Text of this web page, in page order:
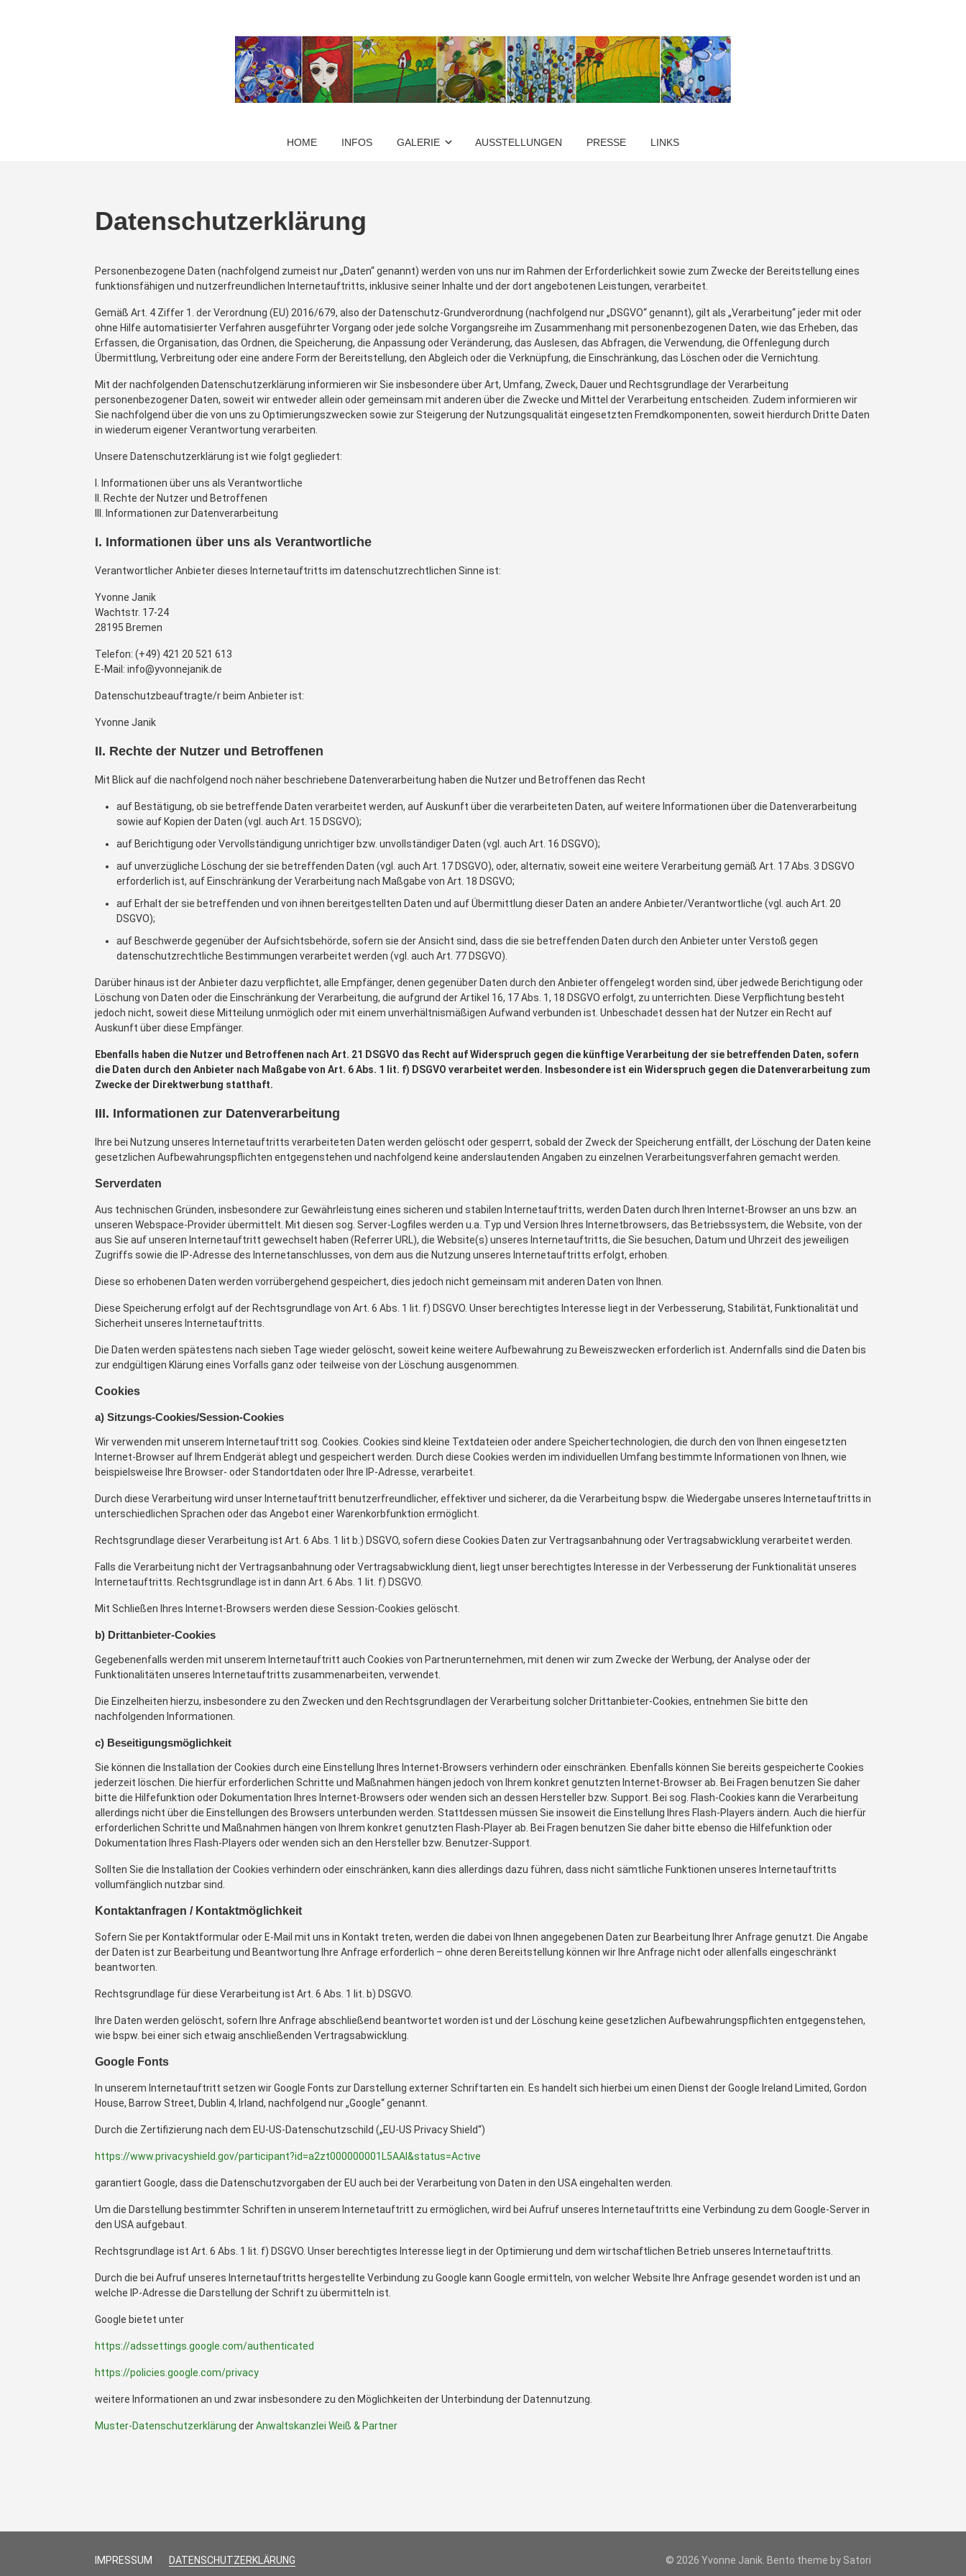
HOME INFOS GALERIE AUSSTELLUNGEN PRESSE LINKS
Datenschutzerklärung
Personenbezogene Daten (nachfolgend zumeist nur „Daten“ genannt) werden von uns nur im Rahmen der Erforderlichkeit sowie zum Zwecke der Bereitstellung eines
funktionsfähigen und nutzerfreundlichen Internetauftritts, inklusive seiner Inhalte und der dort angebotenen Leistungen, verarbeitet.
Gemäß Art. 4 Ziffer 1. der Verordnung (EU) 2016/679, also der Datenschutz-Grundverordnung (nachfolgend nur „DSGVO“ genannt), gilt als „Verarbeitung“ jeder mit oder
ohne Hilfe automatisierter Verfahren ausgeführter Vorgang oder jede solche Vorgangsreihe im Zusammenhang mit personenbezogenen Daten, wie das Erheben, das
Erfassen, die Organisation, das Ordnen, die Speicherung, die Anpassung oder Veränderung, das Auslesen, das Abfragen, die Verwendung, die Offenlegung durch
Übermittlung, Verbreitung oder eine andere Form der Bereitstellung, den Abgleich oder die Verknüpfung, die Einschränkung, das Löschen oder die Vernichtung.
Mit der nachfolgenden Datenschutzerklärung informieren wir Sie insbesondere über Art, Umfang, Zweck, Dauer und Rechtsgrundlage der Verarbeitung
personenbezogener Daten, soweit wir entweder allein oder gemeinsam mit anderen über die Zwecke und Mittel der Verarbeitung entscheiden. Zudem informieren wir
Sie nachfolgend über die von uns zu Optimierungszwecken sowie zur Steigerung der Nutzungsqualität eingesetzten Fremdkomponenten, soweit hierdurch Dritte Daten
in wiederum eigener Verantwortung verarbeiten.
Unsere Datenschutzerklärung ist wie folgt gegliedert:
I. Informationen über uns als Verantwortliche
II. Rechte der Nutzer und Betroffenen
III. Informationen zur Datenverarbeitung
I. Informationen über uns als Verantwortliche
Verantwortlicher Anbieter dieses Internetauftritts im datenschutzrechtlichen Sinne ist:
Yvonne Janik
Wachtstr. 17-24
28195 Bremen
Telefon: (+49) 421 20 521 613
E-Mail: info@yvonnejanik.de
Datenschutzbeauftragte/r beim Anbieter ist:
Yvonne Janik
II. Rechte der Nutzer und Betroffenen
Mit Blick auf die nachfolgend noch näher beschriebene Datenverarbeitung haben die Nutzer und Betroffenen das Recht
auf Bestätigung, ob sie betreffende Daten verarbeitet werden, auf Auskunft über die verarbeiteten Daten, auf weitere Informationen über die Datenverarbeitung
sowie auf Kopien der Daten (vgl. auch Art. 15 DSGVO);
auf Berichtigung oder Vervollständigung unrichtiger bzw. unvollständiger Daten (vgl. auch Art. 16 DSGVO);
auf unverzügliche Löschung der sie betreffenden Daten (vgl. auch Art. 17 DSGVO), oder, alternativ, soweit eine weitere Verarbeitung gemäß Art. 17 Abs. 3 DSGVO
erforderlich ist, auf Einschränkung der Verarbeitung nach Maßgabe von Art. 18 DSGVO;
auf Erhalt der sie betreffenden und von ihnen bereitgestellten Daten und auf Übermittlung dieser Daten an andere Anbieter/Verantwortliche (vgl. auch Art. 20
DSGVO);
auf Beschwerde gegenüber der Aufsichtsbehörde, sofern sie der Ansicht sind, dass die sie betreffenden Daten durch den Anbieter unter Verstoß gegen
datenschutzrechtliche Bestimmungen verarbeitet werden (vgl. auch Art. 77 DSGVO).
Darüber hinaus ist der Anbieter dazu verpflichtet, alle Empfänger, denen gegenüber Daten durch den Anbieter offengelegt worden sind, über jedwede Berichtigung oder
Löschung von Daten oder die Einschränkung der Verarbeitung, die aufgrund der Artikel 16, 17 Abs. 1, 18 DSGVO erfolgt, zu unterrichten. Diese Verpflichtung besteht
jedoch nicht, soweit diese Mitteilung unmöglich oder mit einem unverhältnismäßigen Aufwand verbunden ist. Unbeschadet dessen hat der Nutzer ein Recht auf
Auskunft über diese Empfänger.
Ebenfalls haben die Nutzer und Betroffenen nach Art. 21 DSGVO das Recht auf Widerspruch gegen die künftige Verarbeitung der sie betreffenden Daten, sofern
die Daten durch den Anbieter nach Maßgabe von Art. 6 Abs. 1 lit. f) DSGVO verarbeitet werden. Insbesondere ist ein Widerspruch gegen die Datenverarbeitung zum
Zwecke der Direktwerbung statthaft.
III. Informationen zur Datenverarbeitung
Ihre bei Nutzung unseres Internetauftritts verarbeiteten Daten werden gelöscht oder gesperrt, sobald der Zweck der Speicherung entfällt, der Löschung der Daten keine
gesetzlichen Aufbewahrungspflichten entgegenstehen und nachfolgend keine anderslautenden Angaben zu einzelnen Verarbeitungsverfahren gemacht werden.
Serverdaten
Aus technischen Gründen, insbesondere zur Gewährleistung eines sicheren und stabilen Internetauftritts, werden Daten durch Ihren Internet-Browser an uns bzw. an
unseren Webspace-Provider übermittelt. Mit diesen sog. Server-Logfiles werden u.a. Typ und Version Ihres Internetbrowsers, das Betriebssystem, die Website, von der
aus Sie auf unseren Internetauftritt gewechselt haben (Referrer URL), die Website(s) unseres Internetauftritts, die Sie besuchen, Datum und Uhrzeit des jeweiligen
Zugriffs sowie die IP-Adresse des Internetanschlusses, von dem aus die Nutzung unseres Internetauftritts erfolgt, erhoben.
Diese so erhobenen Daten werden vorrübergehend gespeichert, dies jedoch nicht gemeinsam mit anderen Daten von Ihnen.
Diese Speicherung erfolgt auf der Rechtsgrundlage von Art. 6 Abs. 1 lit. f) DSGVO. Unser berechtigtes Interesse liegt in der Verbesserung, Stabilität, Funktionalität und
Sicherheit unseres Internetauftritts.
Die Daten werden spätestens nach sieben Tage wieder gelöscht, soweit keine weitere Aufbewahrung zu Beweiszwecken erforderlich ist. Andernfalls sind die Daten bis
zur endgültigen Klärung eines Vorfalls ganz oder teilweise von der Löschung ausgenommen.
Cookies
a) Sitzungs-Cookies/Session-Cookies
Wir verwenden mit unserem Internetauftritt sog. Cookies. Cookies sind kleine Textdateien oder andere Speichertechnologien, die durch den von Ihnen eingesetzten
Internet-Browser auf Ihrem Endgerät ablegt und gespeichert werden. Durch diese Cookies werden im individuellen Umfang bestimmte Informationen von Ihnen, wie
beispielsweise Ihre Browser- oder Standortdaten oder Ihre IP-Adresse, verarbeitet.
Durch diese Verarbeitung wird unser Internetauftritt benutzerfreundlicher, effektiver und sicherer, da die Verarbeitung bspw. die Wiedergabe unseres Internetauftritts in
unterschiedlichen Sprachen oder das Angebot einer Warenkorbfunktion ermöglicht.
Rechtsgrundlage dieser Verarbeitung ist Art. 6 Abs. 1 lit b.) DSGVO, sofern diese Cookies Daten zur Vertragsanbahnung oder Vertragsabwicklung verarbeitet werden.
Falls die Verarbeitung nicht der Vertragsanbahnung oder Vertragsabwicklung dient, liegt unser berechtigtes Interesse in der Verbesserung der Funktionalität unseres
Internetauftritts. Rechtsgrundlage ist in dann Art. 6 Abs. 1 lit. f) DSGVO.
Mit Schließen Ihres Internet-Browsers werden diese Session-Cookies gelöscht.
b) Drittanbieter-Cookies
Gegebenenfalls werden mit unserem Internetauftritt auch Cookies von Partnerunternehmen, mit denen wir zum Zwecke der Werbung, der Analyse oder der
Funktionalitäten unseres Internetauftritts zusammenarbeiten, verwendet.
Die Einzelheiten hierzu, insbesondere zu den Zwecken und den Rechtsgrundlagen der Verarbeitung solcher Drittanbieter-Cookies, entnehmen Sie bitte den
nachfolgenden Informationen.
c) Beseitigungsmöglichkeit
Sie können die Installation der Cookies durch eine Einstellung Ihres Internet-Browsers verhindern oder einschränken. Ebenfalls können Sie bereits gespeicherte Cookies
jederzeit löschen. Die hierfür erforderlichen Schritte und Maßnahmen hängen jedoch von Ihrem konkret genutzten Internet-Browser ab. Bei Fragen benutzen Sie daher
bitte die Hilfefunktion oder Dokumentation Ihres Internet-Browsers oder wenden sich an dessen Hersteller bzw. Support. Bei sog. Flash-Cookies kann die Verarbeitung
allerdings nicht über die Einstellungen des Browsers unterbunden werden. Stattdessen müssen Sie insoweit die Einstellung Ihres Flash-Players ändern. Auch die hierfür
erforderlichen Schritte und Maßnahmen hängen von Ihrem konkret genutzten Flash-Player ab. Bei Fragen benutzen Sie daher bitte ebenso die Hilfefunktion oder
Dokumentation Ihres Flash-Players oder wenden sich an den Hersteller bzw. Benutzer-Support.
Sollten Sie die Installation der Cookies verhindern oder einschränken, kann dies allerdings dazu führen, dass nicht sämtliche Funktionen unseres Internetauftritts
vollumfänglich nutzbar sind.
Kontaktanfragen / Kontaktmöglichkeit
Sofern Sie per Kontaktformular oder E-Mail mit uns in Kontakt treten, werden die dabei von Ihnen angegebenen Daten zur Bearbeitung Ihrer Anfrage genutzt. Die Angabe
der Daten ist zur Bearbeitung und Beantwortung Ihre Anfrage erforderlich – ohne deren Bereitstellung können wir Ihre Anfrage nicht oder allenfalls eingeschränkt
beantworten.
Rechtsgrundlage für diese Verarbeitung ist Art. 6 Abs. 1 lit. b) DSGVO.
Ihre Daten werden gelöscht, sofern Ihre Anfrage abschließend beantwortet worden ist und der Löschung keine gesetzlichen Aufbewahrungspflichten entgegenstehen,
wie bspw. bei einer sich etwaig anschließenden Vertragsabwicklung.
Google Fonts
In unserem Internetauftritt setzen wir Google Fonts zur Darstellung externer Schriftarten ein. Es handelt sich hierbei um einen Dienst der Google Ireland Limited, Gordon
House, Barrow Street, Dublin 4, Irland, nachfolgend nur „Google“ genannt.
Durch die Zertifizierung nach dem EU-US-Datenschutzschild („EU-US Privacy Shield“)
https://www.privacyshield.gov/participant?id=a2zt000000001L5AAI&status=Active
garantiert Google, dass die Datenschutzvorgaben der EU auch bei der Verarbeitung von Daten in den USA eingehalten werden.
Um die Darstellung bestimmter Schriften in unserem Internetauftritt zu ermöglichen, wird bei Aufruf unseres Internetauftritts eine Verbindung zu dem Google-Server in
den USA aufgebaut.
Rechtsgrundlage ist Art. 6 Abs. 1 lit. f) DSGVO. Unser berechtigtes Interesse liegt in der Optimierung und dem wirtschaftlichen Betrieb unseres Internetauftritts.
Durch die bei Aufruf unseres Internetauftritts hergestellte Verbindung zu Google kann Google ermitteln, von welcher Website Ihre Anfrage gesendet worden ist und an
welche IP-Adresse die Darstellung der Schrift zu übermitteln ist.
Google bietet unter
https://adssettings.google.com/authenticated
https://policies.google.com/privacy
weitere Informationen an und zwar insbesondere zu den Möglichkeiten der Unterbindung der Datennutzung.
Muster-Datenschutzerklärung derAnwaltskanzlei Weiß & Partner
IMPRESSUM DATENSCHUTZERKLÄRUNG © 2026 Yvonne Janik. Bento theme by Satori